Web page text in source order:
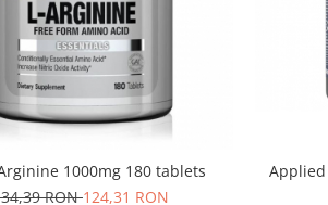
1000mg 180 tablets
RON124,31 RON